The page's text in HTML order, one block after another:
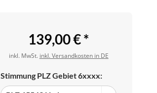
139,00 € *
inkl. MwSt. inkl. Versandkosten in DE
Stimmung PLZ Gebiet 6xxxx: